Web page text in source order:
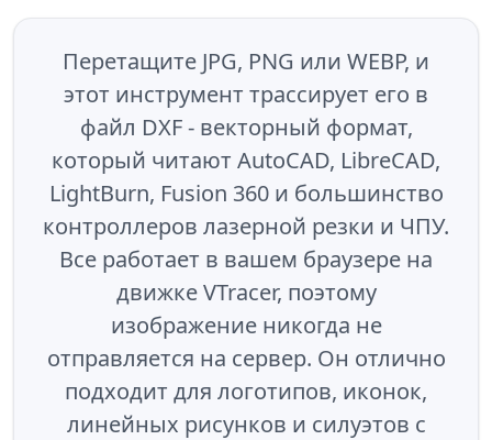
Перетащите JPG, PNG или WEBP, и
этот инструмент трассирует его в
файл DXF - векторный формат,
который читают AutoCAD, LibreCAD,
LightBurn, Fusion 360 и большинство
контроллеров лазерной резки и ЧПУ.
Все работает в вашем браузере на
движке VTracer, поэтому
изображение никогда не
отправляется на сервер. Он отлично
подходит для логотипов, иконок,
линейных рисунков и силуэтов с